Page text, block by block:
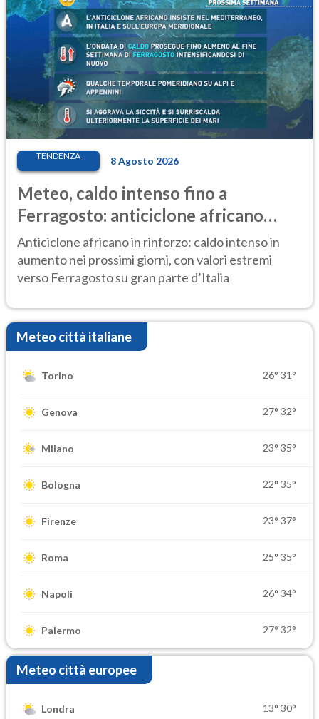
TENDENZA 8 Agosto 2026
Meteo, caldo intenso fino a
Ferragosto: anticiclone africano
ancora protagonista
Anticiclone africano in rinforzo: caldo intenso in
aumento nei prossimi giorni, con valori estremi
verso Ferragosto su gran parte d’Italia
Meteo città italiane
Torino 26° 31°
Genova 27° 32°
Milano 23° 35°
Bologna 22° 35°
Firenze 23° 37°
Roma 25° 35°
Napoli 26° 34°
Palermo 27° 32°
Meteo città europee
Londra 13° 30°